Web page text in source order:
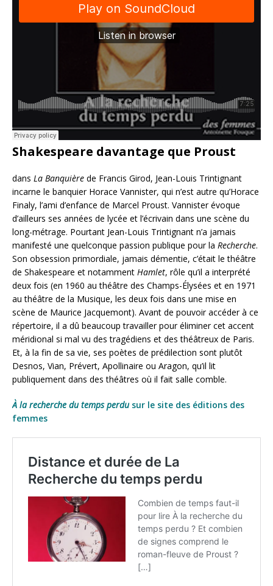
Shakespeare davantage que Proust
dans La Banquière de Francis Girod, Jean-Louis Trintignant
incarne le banquier Horace Vannister, qui n’est autre qu’Horace
Finaly, l’ami d’enfance de Marcel Proust. Vannister évoque
d’ailleurs ses années de lycée et l’écrivain dans une scène du
long-métrage. Pourtant Jean-Louis Trintignant n’a jamais
manifesté une quelconque passion publique pour la Recherche.
Son obsession primordiale, jamais démentie, c’était le théâtre
de Shakespeare et notamment Hamlet, rôle qu’il a interprété
deux fois (en 1960 au théâtre des Champs-Élysées et en 1971
au théâtre de la Musique, les deux fois dans une mise en
scène de Maurice Jacquemont). Avant de pouvoir accéder à ce
répertoire, il a dû beaucoup travailler pour éliminer cet accent
méridional si mal vu des tragédiens et des théâtreux de Paris.
Et, à la fin de sa vie, ses poètes de prédilection sont plutôt
Desnos, Vian, Prévert, Apollinaire ou Aragon, qu’il lit
publiquement dans des théâtres où il fait salle comble.
À la recherche du temps perdusur le site des éditions des
femmes